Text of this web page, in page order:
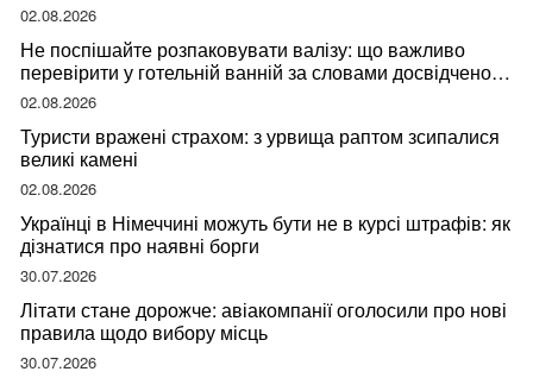
02.08.2026
Не поспішайте розпаковувати валізу: що важливо
перевірити у готельній ванній за словами досвідченої
мандрівниці
02.08.2026
Туристи вражені страхом: з урвища раптом зсипалися
великі камені
02.08.2026
Українці в Німеччині можуть бути не в курсі штрафів: як
дізнатися про наявні борги
30.07.2026
Літати стане дорожче: авіакомпанії оголосили про нові
правила щодо вибору місць
30.07.2026